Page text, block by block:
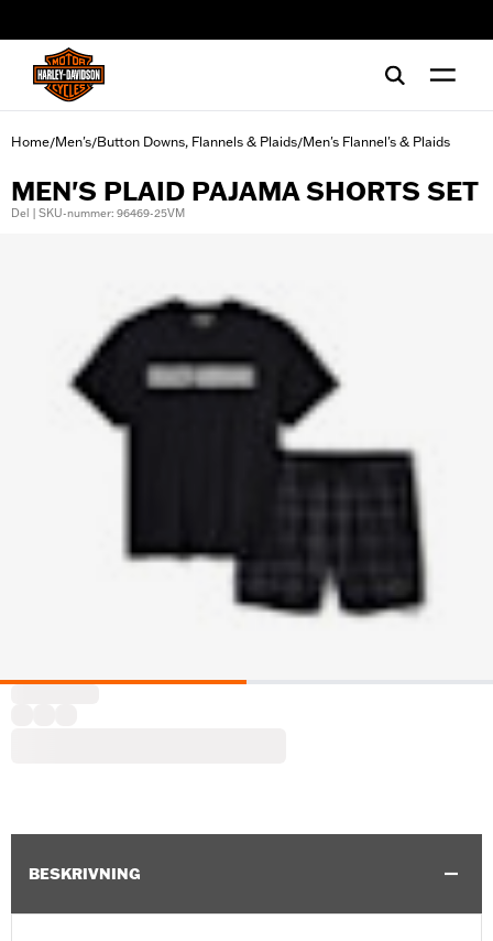
Home/Men's/Button Downs, Flannels & Plaids/Men's Flannel's & Plaids
MEN'S PLAID PAJAMA SHORTS SET
Del | SKU-nummer: 96469-25VM
BESKRIVNING